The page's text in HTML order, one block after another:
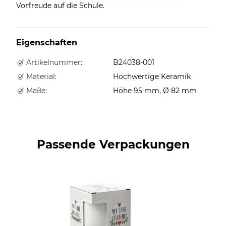
Vorfreude auf die Schule.
Eigenschaften
Artikelnummer:
B24038-001
Material:
Hochwertige Keramik
Maße:
Höhe 95 mm, Ø 82 mm
Passende Verpackungen